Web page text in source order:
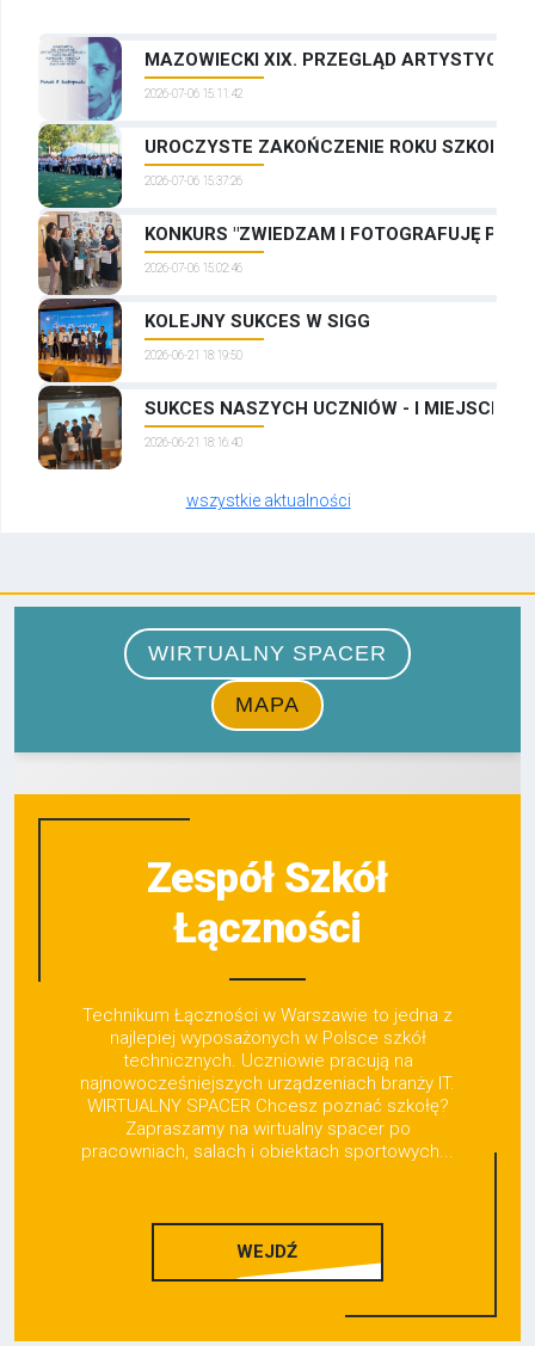
MAZOWIECKI XIX. PRZEGLĄD
2026-07-06 15:11:42
UROCZYSTE ZAKOŃCZENIE ROKU
2026-07-06 15:37:26
KONKURS "ZWIEDZAM I FOTOGRAFUJĘ
2026-07-06 15:02:46
KOLEJNY SUKCES W SIGG
2026-06-21 18:19:50
SUKCES NASZYCH UCZNIÓW - I MIEJSCE W
2026-06-21 18:16:40
wszystkie aktualności
Zespół Szkół
Łączności
Technikum Łączności w Warszawie to jedna z
najlepiej wyposażonych w Polsce szkół
technicznych. Uczniowie pracują na
najnowocześniejszych urządzeniach branży IT.
WIRTUALNY SPACER Chcesz poznać szkołę?
Zapraszamy na wirtualny spacer po
pracowniach, salach i obiektach sportowych...
WEJDŹ